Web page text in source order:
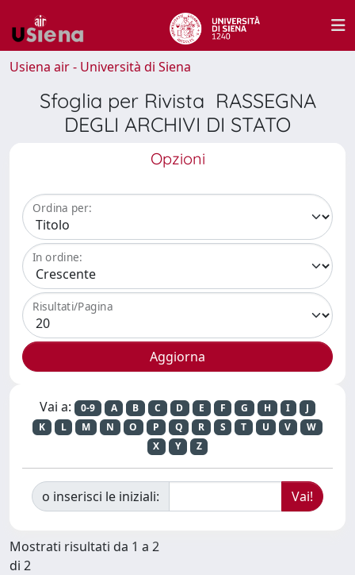
Usiena air - Università di Siena
Sfoglia per Rivista RASSEGNA
DEGLI ARCHIVI DI STATO
Opzioni
Ordina per:
In ordine:
Risultati/Pagina
Vai a: 0-9 A B C D E F G H I
J
K
L M N O P Q R S T U V
W
X
Y Z
o inserisci le iniziali:
Mostrati risultati da 1 a 2
di 2